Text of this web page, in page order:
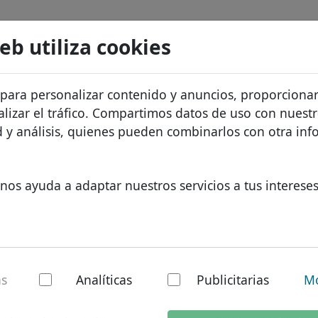
utiliza cookies
personalizar contenido y anuncios,
el tráfico. Compartimos datos de uso con
y análisis, quienes pueden combinarlos con otra
ayuda a adaptar nuestros servicios a tus
Analíticas Publicitarias
de dominios
Dominios africanos
Dominios asiáticos
Dominios europeos
Dominios norteamericanos
Buscar
Protección de ID
Alojamiento DNS
WHOIS
Sobre
¿Por qué
Contacto
.dealer Buscar
- Nuevos TLDs